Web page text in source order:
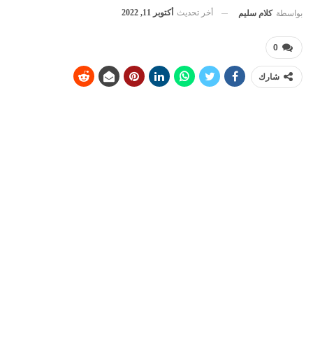
بواسطة كلام سليم أخر تحديث أكتوبر 11, 2022
0
شارك